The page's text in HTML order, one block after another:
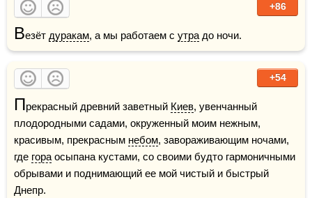
+86
Везёт дуракам, а мы работаем с утра до ночи.
+54
Прекрасный древний заветный Киев, увенчанный
плодородными садами, окруженный моим нежным,
красивым, прекрасным небом, завораживающим ночами,
где гора осыпана кустами, со своими будто гармоничными
обрывами и поднимающий ее мой чистый и быстрый
Днепр.